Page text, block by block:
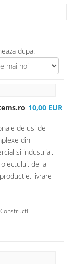
dupa:
10,00 EUR
de usi de
din
si industrial.
de la
livrare
Constructii